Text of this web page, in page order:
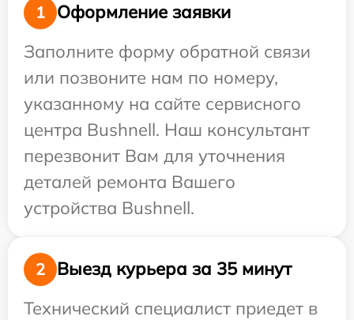
1
Оформление заявки
Заполните форму обратной связи
или позвоните нам по номеру,
указанному на сайте сервисного
центра Bushnell. Наш консультант
перезвонит Вам для уточнения
деталей ремонта Вашего
устройства Bushnell.
2
Выезд курьера за 35 минут
Технический специалист приедет в